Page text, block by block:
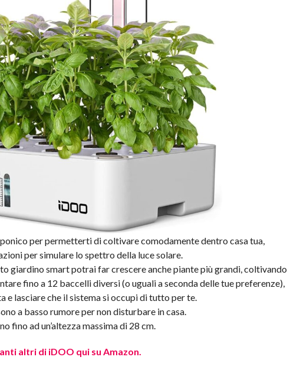
per permetterti di coltivare comodamente dentro casa tua,
per simulare lo spettro della luce solare.
giardino smart potrai far crescere anche piante più grandi, coltivando
fino a 12 baccelli diversi (o uguali a seconda delle tue preferenze),
e lasciare che il sistema si occupi di tutto per te.
a basso rumore per non disturbare in casa.
fino ad un’altezza massima di 28 cm.
altri di iDOO qui su Amazon.